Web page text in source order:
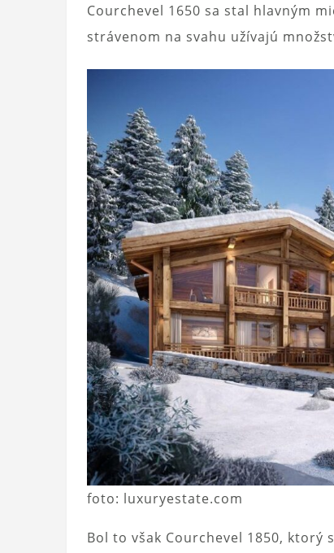
Courchevel 1650 sa stal hlavným
strávenom na svahu užívajú
foto: luxuryestate.com
Bol to však Courchevel 1850, ktorý